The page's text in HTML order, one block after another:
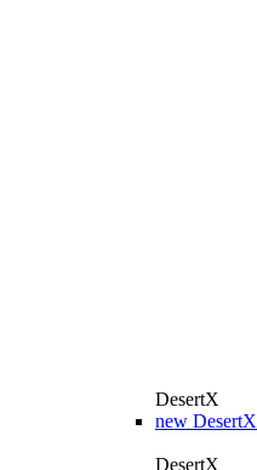
DesertX
new DesertX
DesertX